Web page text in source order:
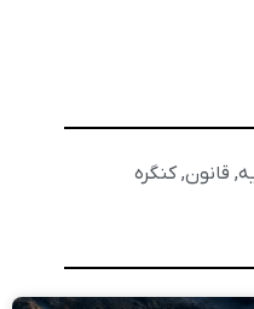
, قانون, کنگره